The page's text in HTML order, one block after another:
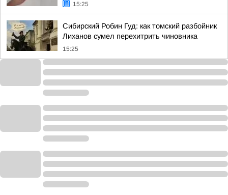
15:25
Сибирский Робин Гуд: как томский разбойник
Лиханов сумел перехитрить чиновника
15:25